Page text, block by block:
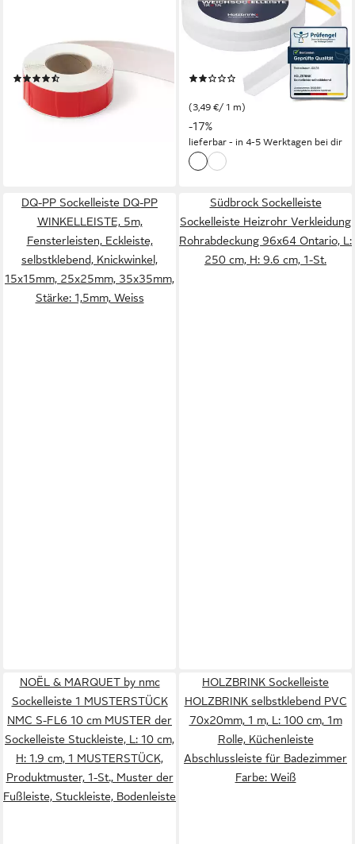
zum Kleben, starker Halt, L:
1000 cm, individuell
zuschneidbar, einfache
Montage, 10m in Weiß
ab 15,99 €
lieferbar - in 3-4 Werktagen bei dir
Sockelleiste selbstklebend
PVC 18x18mm, 1 m, L: 100
cm, 1m Rolle, Küchenleiste
Abschlussleiste für
Badezimmer Farbe: Weiß
(7)
UVP
(3,49 €/ 1 m)
-17%
lieferbar - in 4-5 Werktagen bei dir
DQ-PP Sockelleiste DQ-PP
WINKELLEISTE, 5m,
Fensterleisten, Eckleiste,
selbstklebend, Knickwinkel,
15x15mm, 25x25mm, 35x35mm,
Stärke: 1,5mm, Weiss
Südbrock Sockelleiste
Sockelleiste Heizrohr Verkleidung
Rohrabdeckung 96x64 Ontario, L:
250 cm, H: 9.6 cm, 1-St.
NOËL & MARQUET by nmc
Sockelleiste 1 MUSTERSTÜCK
NMC S-FL6 10 cm MUSTER der
Sockelleiste Stuckleiste, L: 10 cm,
H: 1.9 cm, 1 MUSTERSTÜCK,
Produktmuster, 1-St., Muster der
Fußleiste, Stuckleiste, Bodenleiste
HOLZBRINK Sockelleiste
HOLZBRINK selbstklebend PVC
70x20mm, 1 m, L: 100 cm, 1m
Rolle, Küchenleiste
Abschlussleiste für Badezimmer
Farbe: Weiß